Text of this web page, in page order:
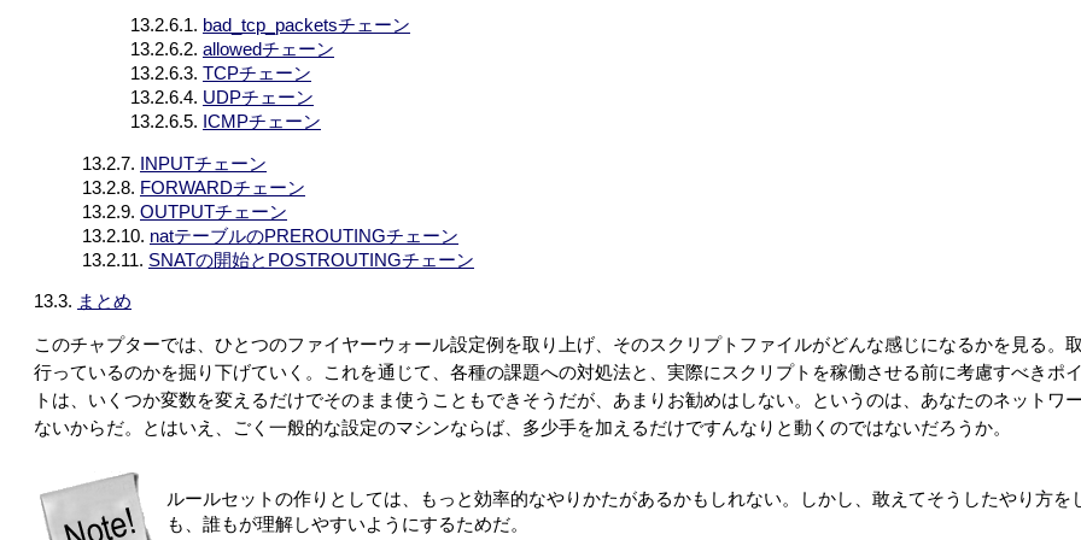
13.2.6.1. bad_tcp_packetsチェーン
13.2.6.2. allowedチェーン
13.2.6.3. TCPチェーン
13.2.6.4. UDPチェーン
13.2.6.5. ICMPチェーン
13.2.7.
INPUTチェーン
13.2.8. FORWARDチェーン
13.2.9. OUTPUTチェーン
13.2.10. natテーブルのPREROUTINGチェーン
13.2.11. SNATの開始とPOSTROUTINGチェーン
13.3. まとめ
このチャプターでは、ひとつのファイヤーウォール設定例を取り上げ、そのスクリプトファイルがどんな感じになるかを見る
行っているのかを掘り下げていく。これを通じて、各種の課題への対処法と、実際にスクリプトを稼働させる前に考慮すべきポ
トは、いくつか変数を変えるだけでそのまま使うこともできそうだが、あまりお勧めはしない。というのは、あなたのネット
ないからだ。とはいえ、ごく一般的な設定のマシンならば、多少手を加えるだけですんなりと動くのではないだろうか。
ルールセットの作りとしては、もっと効率的なやりかたがあるかもしれない。しかし、敢えてそうしたやり方
も、誰もが理解しやすいようにするためだ。